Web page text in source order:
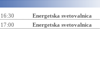
16:30
Energetska svetovalnica
17:00 Energetska svetovalnica